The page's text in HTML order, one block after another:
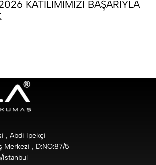
KATILIMIMIZI BAŞARIYLA
, Abdi İpekçi
, D:NO:87/5
İstanbul